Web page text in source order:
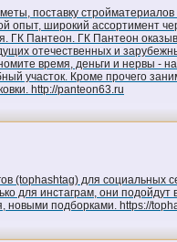
поставку
опыт, широкий ассортимент
ГК Пантеон. ГК Пантеон
отечественных и
время, деньги и нервы -
участок. Кроме прочего
http://panteon63.ru
(tophashtag) для социальных
для инстаграм, они
новыми подборками. https://